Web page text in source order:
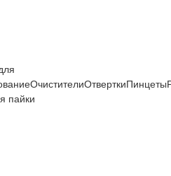
ОчистителиОтверткиПинцеты
пайки